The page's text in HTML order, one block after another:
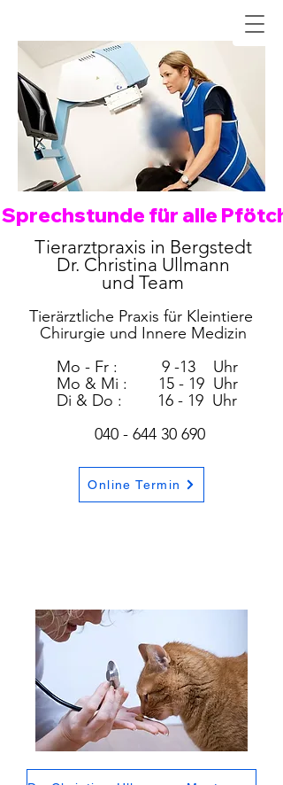
Sprechstunde für alle
Tierärztliche Praxis für Kleintiere
Chirurgie und Innere Medizin
Mo - Fr : 9 -13 Uhr
Mo & Mi : 15 - 19 Uhr
Di & Do : 16 - 19 Uhr
040 - 644 30 690
Online Termin
Tierarztpraxis in Bergstedt
Dr. Christina Ullmann
und Team